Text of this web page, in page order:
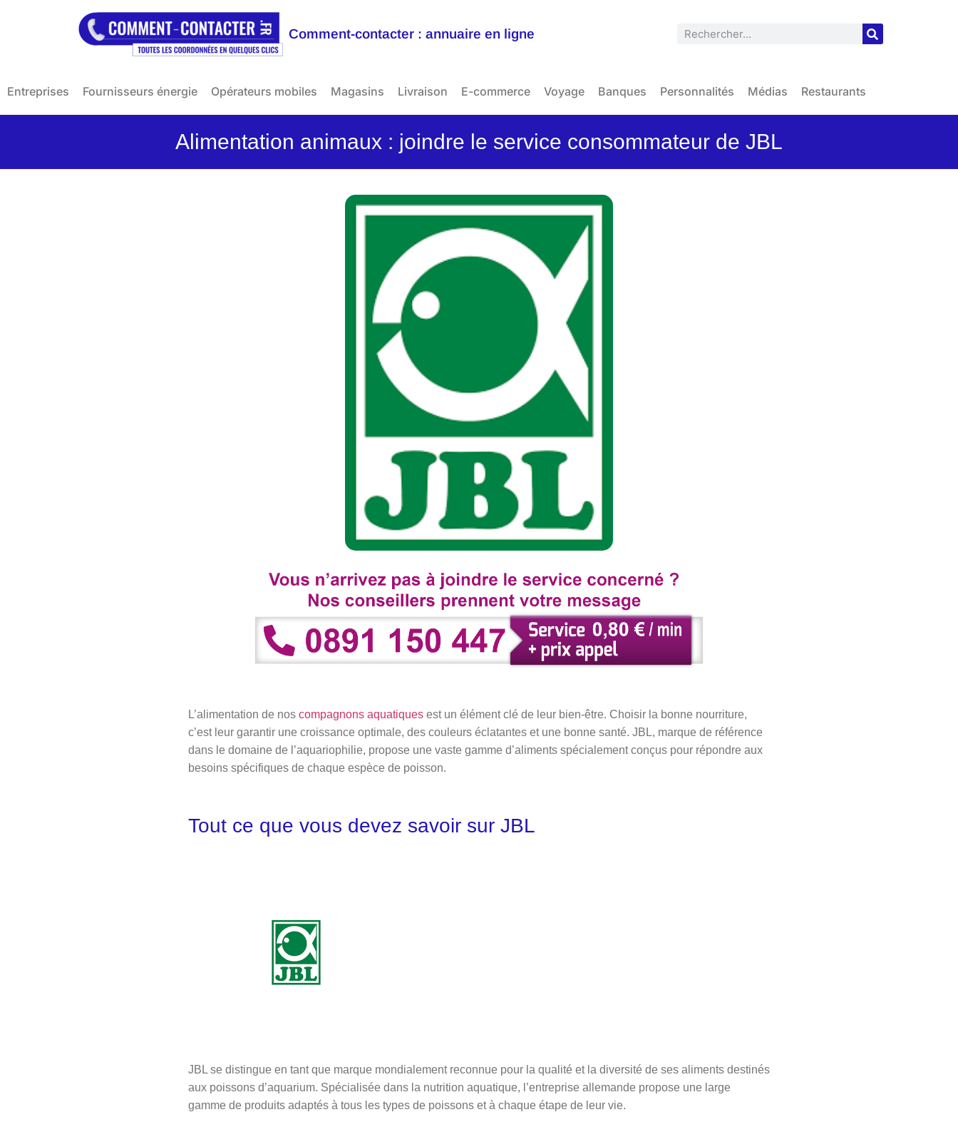
Comment-contacter : annuaire en ligne
Entreprises Fournisseurs énergie Opérateurs mobiles Magasins Livraison E-commerce Voyage Banques Personnalités Médias Restaurants
Alimentation animaux : joindre le service consommateur de JBL
L’alimentation de nos compagnons aquatiques est un élément clé de leur bien-être. Choisir la bonne nourriture,
c’est leur garantir une croissance optimale, des couleurs éclatantes et une bonne santé. JBL, marque de référence
dans le domaine de l’aquariophilie, propose une vaste gamme d’aliments spécialement conçus pour répondre aux
besoins spécifiques de chaque espèce de poisson.
Tout ce que vous devez savoir sur JBL
JBL se distingue en tant que marque mondialement reconnue pour la qualité et la diversité de ses aliments destinés
aux poissons d’aquarium. Spécialisée dans la nutrition aquatique, l’entreprise allemande propose une large
gamme de produits adaptés à tous les types de poissons et à chaque étape de leur vie.